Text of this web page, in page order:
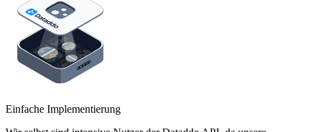
Einfache Implementierung